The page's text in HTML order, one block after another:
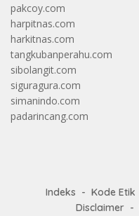
pakcoy.com
harpitnas.com
harkitnas.com
tangkubanperahu.com
sibolangit.com
siguragura.com
simanindo.com
padarincang.com
Indeks Kode Etik
Disclaimer